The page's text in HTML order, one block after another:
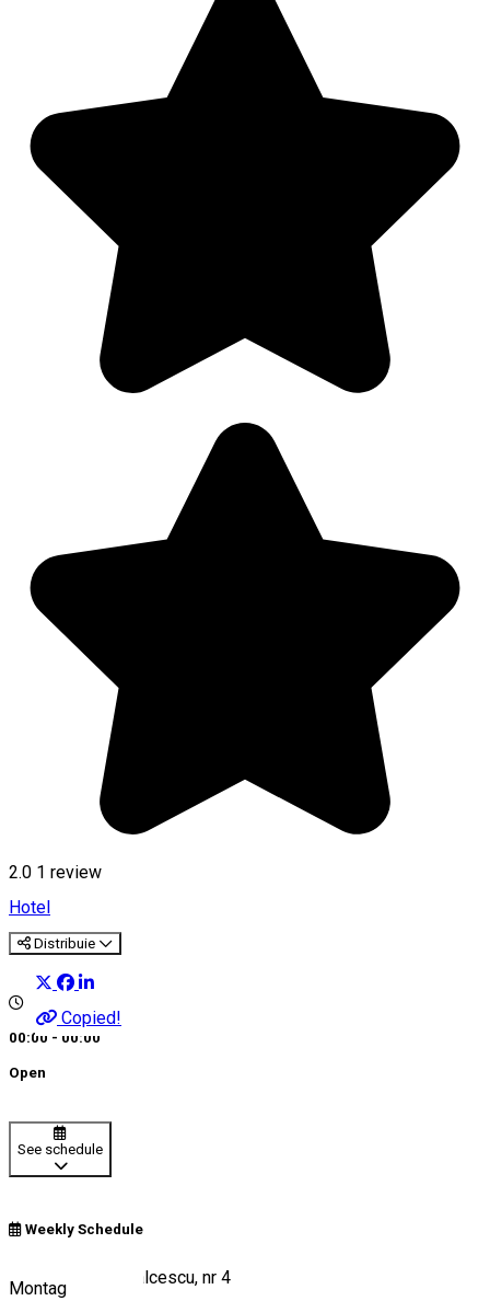
2.0 1 review
Hotel
Distribuie
Copied!
00:00 - 00:00
Open
See schedule
Weekly Schedule
Montag
Strada Nicolae Balcescu, nr 4